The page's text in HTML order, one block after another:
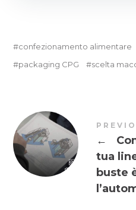
confezionamento alimentare
packaging CPG
scelta
←
tua
buste